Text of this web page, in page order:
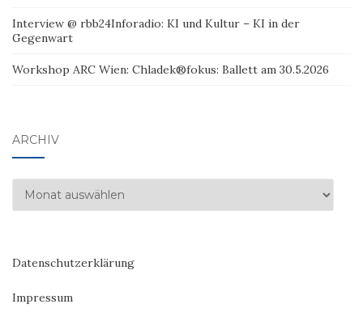
Interview @ rbb24Inforadio: KI und Kultur – KI in der
Gegenwart
Workshop ARC Wien: Chladek®fokus: Ballett am 30.5.2026
ARCHIV
Archiv
Datenschutzerklärung
Impressum